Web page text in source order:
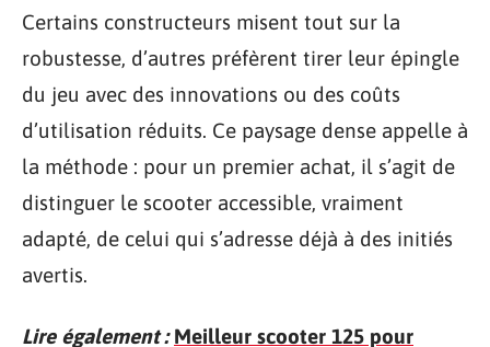
Certains constructeurs misent tout sur la
robustesse, d’autres préfèrent tirer leur épingle
du jeu avec des innovations ou des coûts
d’utilisation réduits. Ce paysage dense appelle à
la méthode : pour un premier achat, il s’agit de
distinguer le scooter accessible, vraiment
adapté, de celui qui s’adresse déjà à des initiés
avertis.
Lire également : Meilleur scooter 125 pour